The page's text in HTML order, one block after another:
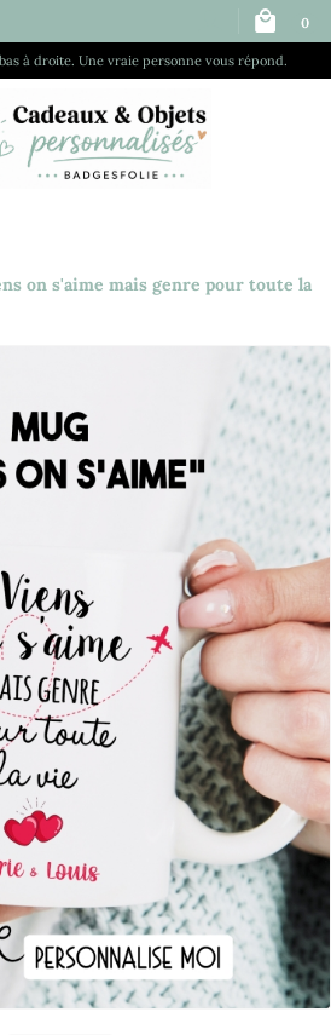
à droite. Une vraie personne vous répond.
0
on s'aime mais genre pour toute la